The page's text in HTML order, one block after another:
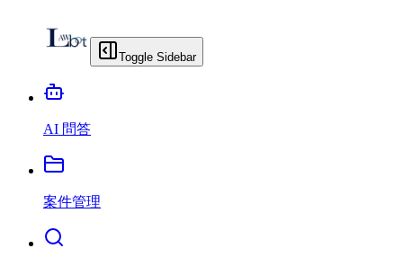
Toggle Sidebar
AI 問答
案件管理